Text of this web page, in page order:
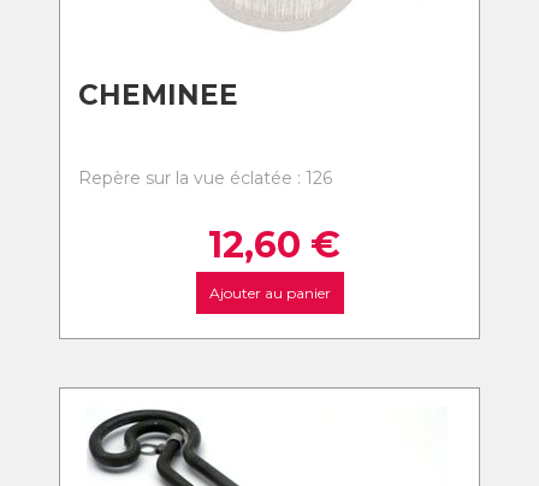
CHEMINEE
Repère sur la vue éclatée : 126
12,60 €
Ajouter au panier